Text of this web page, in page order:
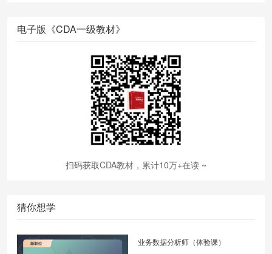
电子版《CDA一级教材》
扫码获取CDA教材，累计10万+在读 ~
猜你想学
业务数据分析师（体验课）